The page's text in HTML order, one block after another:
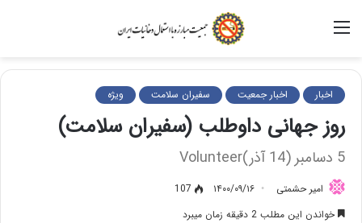
اخبار اخبار جمعیت سفیران سلامت ویژه
روز جهانی داوطلب (سفیران سلامت)
5 دسامبر (14 آذر)Volunteer
امیر حشمتی ۱۴۰۰/۰۹/۱۶
107
خواندن این مطلب 2 دقیقه زمان میبرد